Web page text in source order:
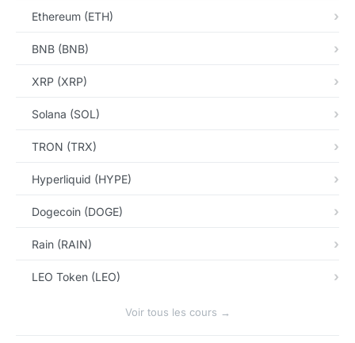
Ethereum (ETH)
BNB (BNB)
XRP (XRP)
Solana (SOL)
TRON (TRX)
Hyperliquid (HYPE)
Dogecoin (DOGE)
Rain (RAIN)
LEO Token (LEO)
Voir tous les cours →